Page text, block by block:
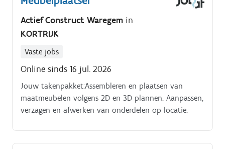
Actief Construct Waregem in
KORTRIJK
Vaste jobs
Online sinds 16 jul. 2026
Jouw takenpakket:Assembleren en plaatsen van
maatmeubelen volgens 2D en 3D plannen. Aanpassen,
verzagen en afwerken van onderdelen op locatie.